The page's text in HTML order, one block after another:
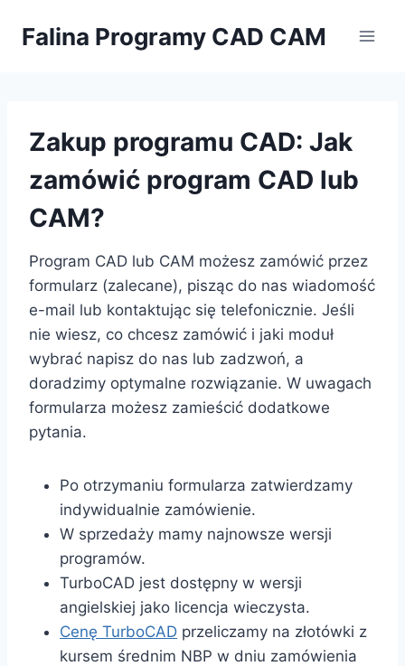
Falina Programy CAD CAM
Zakup programu CAD: Jak
zamówić program CAD lub
CAM?
Program CAD lub CAM możesz zamówić przez
formularz (zalecane), pisząc do nas wiadomość
e-mail lub kontaktując się telefonicznie. Jeśli
nie wiesz, co chcesz zamówić i jaki moduł
wybrać napisz do nas lub zadzwoń, a
doradzimy optymalne rozwiązanie. W uwagach
formularza możesz zamieścić dodatkowe
pytania.
Po otrzymaniu formularza zatwierdzamy
indywidualnie zamówienie.
W sprzedaży mamy najnowsze wersji
programów.
TurboCAD jest dostępny w wersji
angielskiej jako licencja wieczysta.
Cenę TurboCAD przeliczamy na złotówki z
kursem średnim NBP w dniu zamówienia